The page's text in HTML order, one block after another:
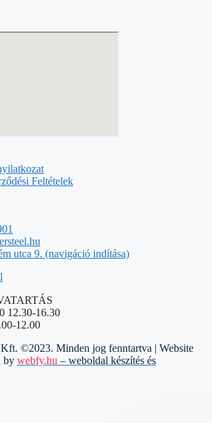
Feltételek
utca 9. (navigáció indítása)
12.30-16.30
12.00
©2023. Minden jog fenntartva | Website
by webfy.hu – weboldal készítés és